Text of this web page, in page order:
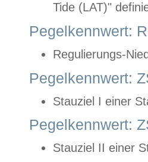
Tide (LAT)"
Pegelkennwert:
Regulierungs-
Pegelkennwert:
Stauziel I einer
Pegelkennwert:
Stauziel II einer